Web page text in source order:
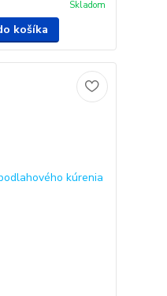
Skladom
košíka